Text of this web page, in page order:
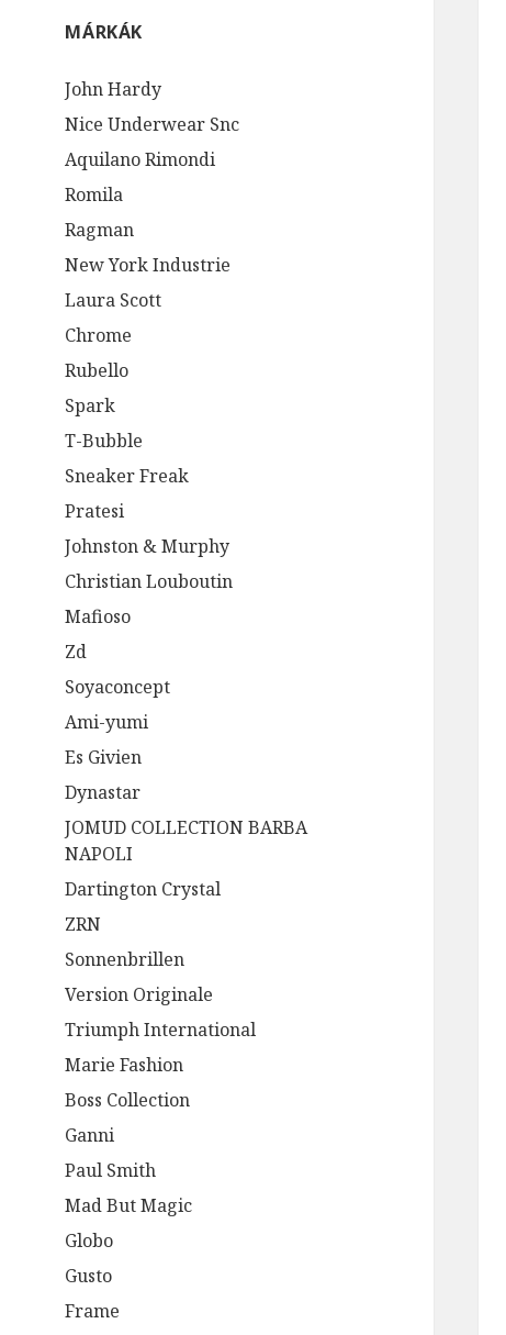
MÁRKÁK
John Hardy
Nice Underwear Snc
Aquilano Rimondi
Romila
Ragman
New York Industrie
Laura Scott
Chrome
Rubello
Spark
T-Bubble
Sneaker Freak
Pratesi
Johnston & Murphy
Christian Louboutin
Mafioso
Zd
Soyaconcept
Ami-yumi
Es Givien
Dynastar
JOMUD COLLECTION BARBA
NAPOLI
Dartington Crystal
ZRN
Sonnenbrillen
Version Originale
Triumph International
Marie Fashion
Boss Collection
Ganni
Paul Smith
Mad But Magic
Globo
Gusto
Frame